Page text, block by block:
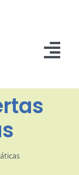
NORMATIVA